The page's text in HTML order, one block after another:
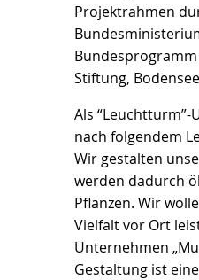
Projektrahmen
Stiftung,
Als
nach folgendem
Wir gestalten
werden dadurch
Pflanzen. Wir
Vielfalt vor Ort
Unternehmen
Gestaltung ist